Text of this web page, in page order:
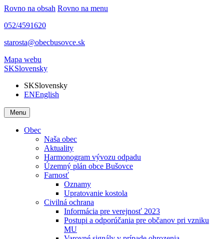
Rovno na obsah Rovno na menu
052/4591620
starosta@obecbusovce.sk
Mapa webu
SKSlovensky
SKSlovensky
ENEnglish
Menu
Obec
Naša obec
Aktuality
Harmonogram vývozu odpadu
Územný plán obce Bušovce
Farnosť
Oznamy
Upratovanie kostola
Civilná ochrana
Informácia pre verejnosť 2023
Postupi a odporúčania pre občanov pri vzniku
MU